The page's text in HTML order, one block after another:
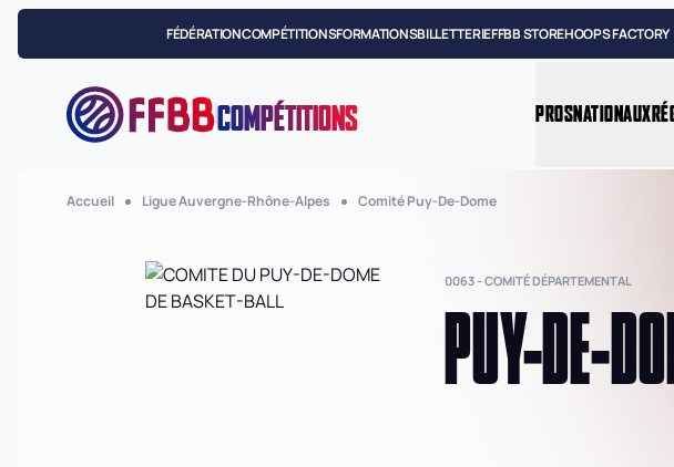
FÉDÉRATIONCOMPÉTITIONSFORMATIONSBILLETTERIEFFBB STOREHOOPS FACTORY
COMPÉTITIONS PROSNATIONAUX
Accueil Ligue Auvergne-Rhône-Alpes Comité Puy-De-Dome
0063 - COMITÉ DÉPARTEMENTAL
PUY-DE-